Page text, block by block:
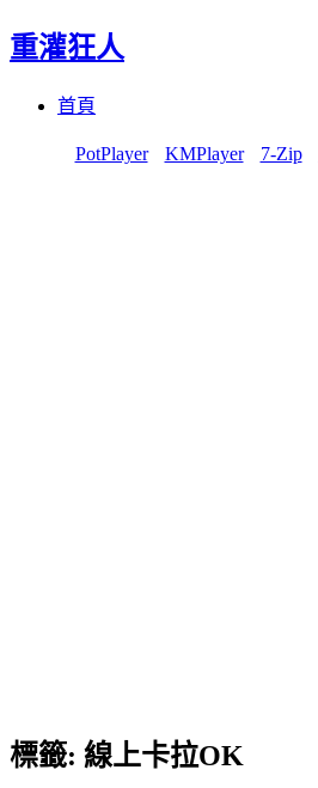
重灌狂人
首頁
PotPlayer KMPlayer 7-Zip
標籤: 線上卡拉OK